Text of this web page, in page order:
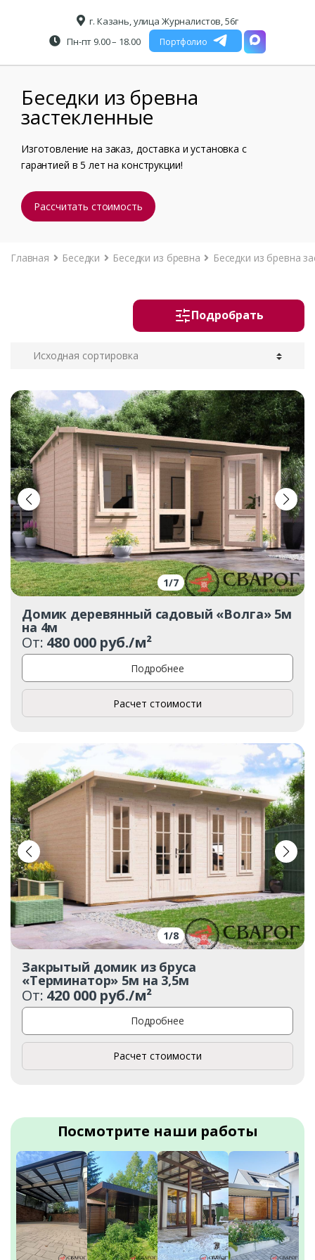
г. Казань, улица Журналистов, 56г
Пн-пт 9.00 – 18.00
Портфолио
Беседки из бревна
застекленные
Изготовление на заказ, доставка и установка с
гарантией в 5 лет на конструкции!
Рассчитать стоимость
Главная Беседки Беседки из бревна Беседки из бревна
Подробрать
Посмотрите наши работы
1/7
Домик деревянный садовый «Волга» 5м
на 4м
От: 480 000 руб./м²
Подробнее
Расчет стоимости
1/8
Закрытый домик из бруса
«Терминатор» 5м на 3,5м
От: 420 000 руб./м²
Подробнее
Расчет стоимости